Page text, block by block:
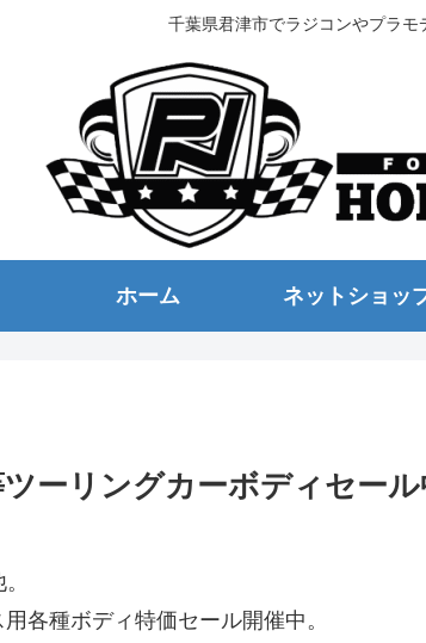
千葉県君津市でラジコンやプラ
ホーム ネットショッ
ーリングカーボディセール
各種ボディ特価セール開催中。